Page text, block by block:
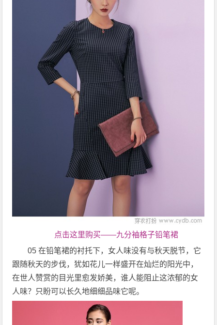
点击这里购买——九分袖格子铅笔裙
05 在铅笔裙的衬托下，女人味没有与秋天脱节，它
跟随秋天的步伐，犹如花儿一样盛开在灿烂的阳光中，
在世人赞赏的目光里愈发娇美，谁人能阻止这浓郁的女
人味？只盼可以长久地细细品味它呢。